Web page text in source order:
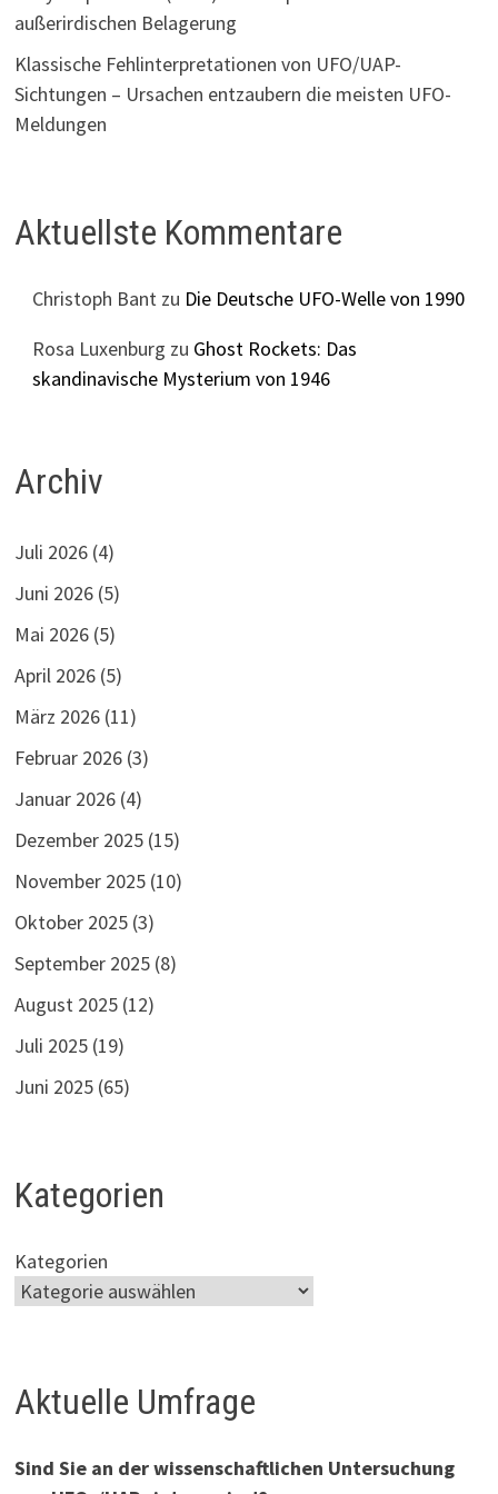
außerirdischen Belagerung
Klassische Fehlinterpretationen von UFO/UAP-
Sichtungen – Ursachen entzaubern die meisten UFO-
Meldungen
Aktuellste Kommentare
Christoph Bant zu Die Deutsche UFO-Welle von 1990
Rosa Luxenburg zu Ghost Rockets: Das
skandinavische Mysterium von 1946
Archiv
Juli 2026 (4)
Juni 2026 (5)
Mai 2026 (5)
April 2026 (5)
März 2026 (11)
Februar 2026 (3)
Januar 2026 (4)
Dezember 2025 (15)
November 2025 (10)
Oktober 2025 (3)
September 2025 (8)
August 2025 (12)
Juli 2025 (19)
Juni 2025 (65)
Kategorien
Kategorien
Aktuelle Umfrage
Sind Sie an der wissenschaftlichen Untersuchung